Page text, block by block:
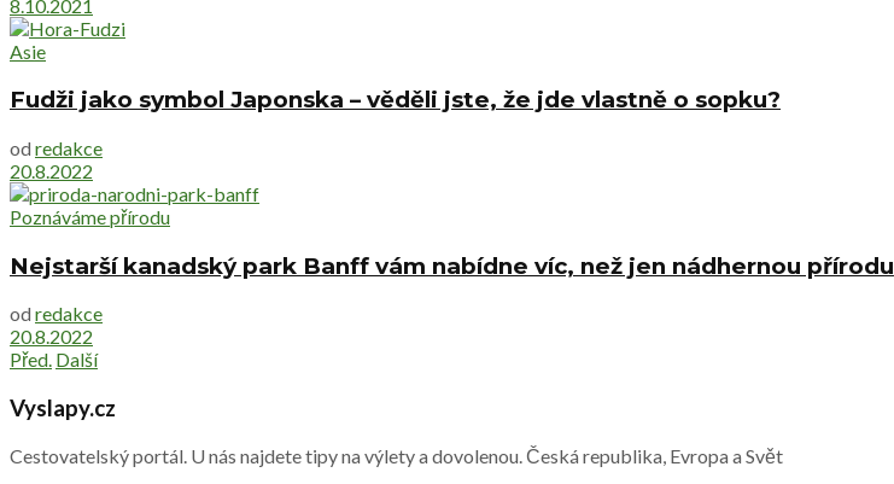
8.10.2021
Asie
Fudži jako symbol Japonska – věděli jste, že jde vlastně o sopku?
od redakce
20.8.2022
Poznáváme přírodu
Nejstarší kanadský park Banff vám nabídne víc, než jen nádhernou přírodu
od redakce
20.8.2022
Před. Další
Vyslapy.cz
Cestovatelský portál. U nás najdete tipy na výlety a dovolenou. Česká republika, Evropa a Svět